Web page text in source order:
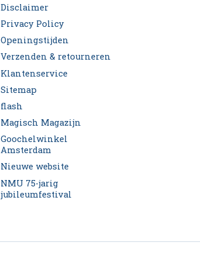
Disclaimer
Privacy Policy
Openingstijden
Verzenden & retourneren
Klantenservice
Sitemap
flash
Magisch Magazijn
Goochelwinkel
Amsterdam
Nieuwe website
NMU 75-jarig
jubileumfestival